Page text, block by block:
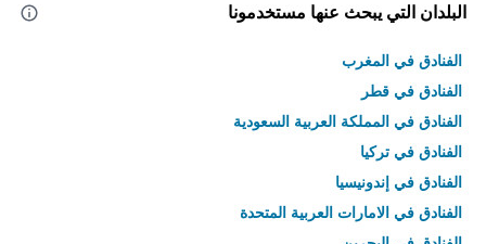
البلدان التي يبحث عنها مستخدمونا
الفنادق في المغرب
الفنادق في قطر
الفنادق في المملكة العربية السعودية
الفنادق في تركيا
الفنادق في إندونيسيا
الفنادق في الامارات العربية المتحدة